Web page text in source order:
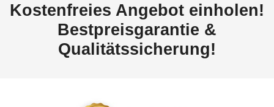
Kostenfreies Angebot einholen!
Bestpreisgarantie &
Qualitätssicherung!